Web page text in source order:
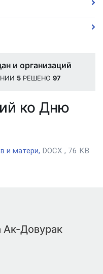
и организаций
5 РЕШЕНО 97
ко Дню
и матери, DOCX , 76 KB
Ак-Довурак